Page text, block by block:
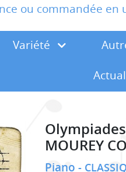
ou commandée en
Variété
Olympiades
MOUREY
Piano